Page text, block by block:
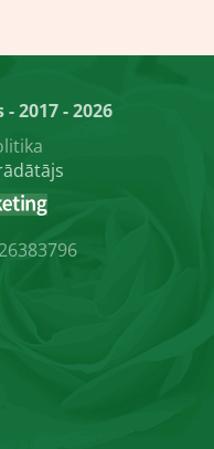
2017 - 2026